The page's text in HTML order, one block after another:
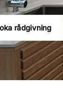
rådgivning